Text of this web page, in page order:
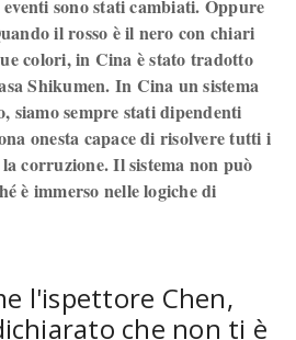
sono stati cambiati. Oppure
il rosso è il nero con chiari
colori, in Cina è stato tradotto
Shikumen. In Cina un sistema
siamo sempre stati dipendenti
onesta capace di risolvere tutti i
corruzione. Il sistema non può
è immerso nelle logiche di
l'ispettore Chen,
che non ti è